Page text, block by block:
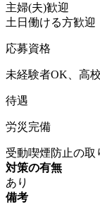
主婦(夫)歓迎
土日働ける方歓迎
応募資格
未経験者OK、高
待遇
労災完備
受動喫煙防止の取
対策の有無
あり
備考